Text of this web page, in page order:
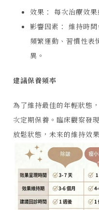
效果： 每次治療效
影響因素： 維持時間
頻繁運動、習慣性表
異。
建議保養頻率
為了維持最佳的年輕狀態
次定期保養。臨床觀察發
放鬆狀態，未來的維持效